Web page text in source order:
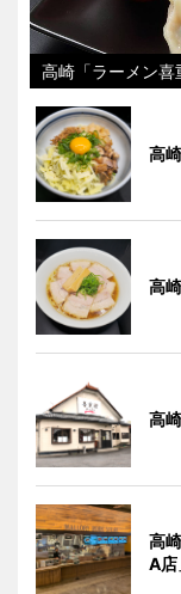
高崎「ラーメン喜
高
高
高
高
A店